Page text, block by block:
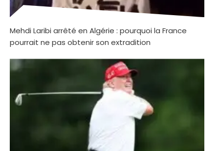
Mehdi Laribi arrêté en Algérie : pourquoi la France
pourrait ne pas obtenir son extradition